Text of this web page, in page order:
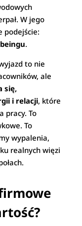
W jego
podejście:
.
to nie
ale
się,
i relacji, które
pracy. To
To
wypalenia,
realnych więzi